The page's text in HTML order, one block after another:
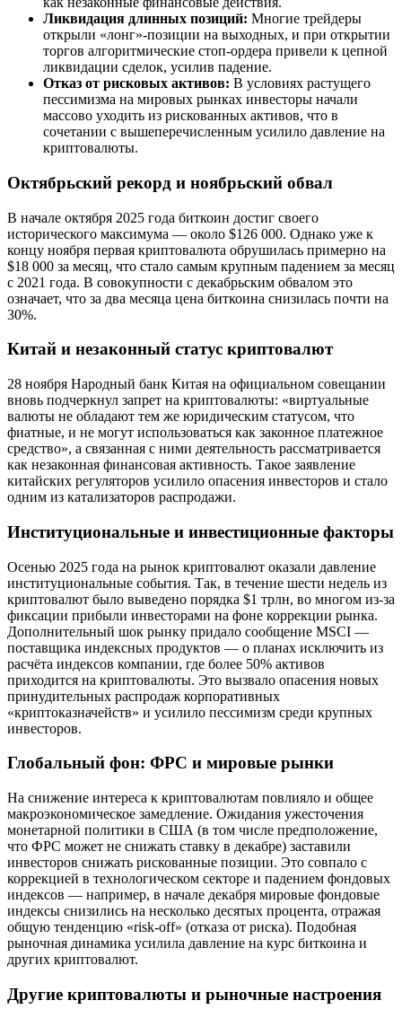
Ликвидация длинных позиций: Многие трейдеры
открыли «лонг»-позиции на выходных, и при открытии
торгов алгоритмические стоп-ордера привели к цепной
ликвидации сделок, усилив падение.
Отказ от рисковых активов: В условиях растущего
пессимизма на мировых рынках инвесторы начали
массово уходить из рискованных активов, что в
сочетании с вышеперечисленным усилило давление на
криптовалюты.
Октябрьский рекорд и ноябрьский обвал
В начале октября 2025 года биткоин достиг своего
исторического максимума — около $126 000. Однако уже к
концу ноября первая криптовалюта обрушилась примерно на
$18 000 за месяц, что стало самым крупным падением за месяц
с 2021 года. В совокупности с декабрьским обвалом это
означает, что за два месяца цена биткоина снизилась почти на
30%.
Китай и незаконный статус криптовалют
28 ноября Народный банк Китая на официальном совещании
вновь подчеркнул запрет на криптовалюты: «виртуальные
валюты не обладают тем же юридическим статусом, что
фиатные, и не могут использоваться как законное платежное
средство», а связанная с ними деятельность рассматривается
как незаконная финансовая активность. Такое заявление
китайских регуляторов усилило опасения инвесторов и стало
одним из катализаторов распродажи.
Институциональные и инвестиционные факторы
Осенью 2025 года на рынок криптовалют оказали давление
институциональные события. Так, в течение шести недель из
криптовалют было выведено порядка $1 трлн, во многом из-за
фиксации прибыли инвесторами на фоне коррекции рынка.
Дополнительный шок рынку придало сообщение MSCI —
поставщика индексных продуктов — о планах исключить из
расчёта индексов компании, где более 50% активов
приходится на криптовалюты. Это вызвало опасения новых
принудительных распродаж корпоративных
«криптоказначейств» и усилило пессимизм среди крупных
инвесторов.
Глобальный фон: ФРС и мировые рынки
На снижение интереса к криптовалютам повлияло и общее
макроэкономическое замедление. Ожидания ужесточения
монетарной политики в США (в том числе предположение,
что ФРС может не снижать ставку в декабре) заставили
инвесторов снижать рискованные позиции. Это совпало с
коррекцией в технологическом секторе и падением фондовых
индексов — например, в начале декабря мировые фондовые
индексы снизились на несколько десятых процента, отражая
общую тенденцию «risk-off» (отказа от риска). Подобная
рыночная динамика усилила давление на курс биткоина и
других криптовалют.
Другие криптовалюты и рыночные настроения